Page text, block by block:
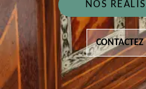
NOS